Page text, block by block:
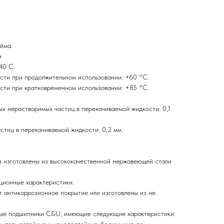
С.
при продолжительном использовании: +60 °C.
при кратковременном использовании: +85 °C.
частиц в перекачиваемой жидкости: 0,1
в перекачиваемой жидкости: 0,2 мм.
из высококачественной нержавеющей стали
характеристики.
покрытие или изготовлены из не
подшипники C&U, имеющие следующие характеристики: